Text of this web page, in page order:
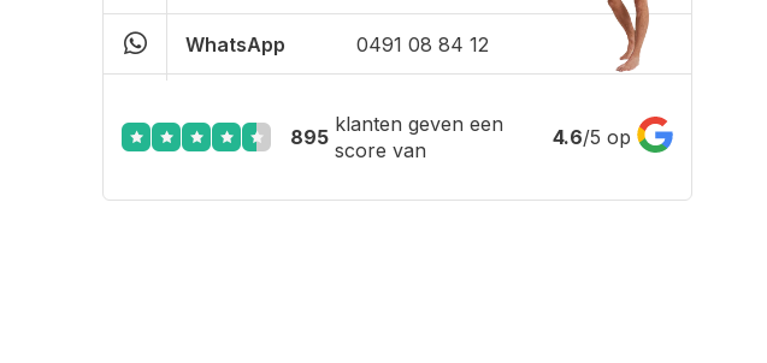
WhatsApp 0491 08 84 12
895
klanten geven een
score van
4.6/5 op